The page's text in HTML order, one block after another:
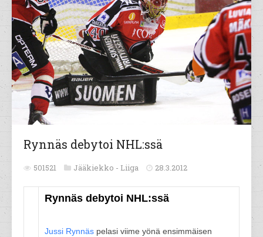
Rynnäs debytoi NHL:ssä
501521 Jääkiekko - Liiga 28.3.2012
Rynnäs debytoi NHL:ssä
Jussi Rynnäs pelasi viime yönä ensimmäisen